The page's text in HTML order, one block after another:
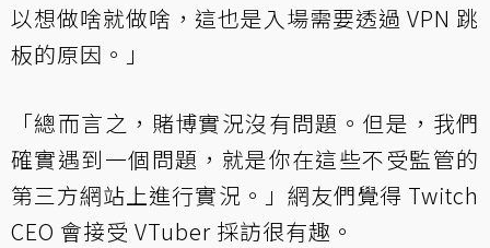
以想做啥就做啥，這也是入場需要透過 VPN 跳
板的原因。」
「總而言之，賭博實況沒有問題。但是，我們
確實遇到一個問題，就是你在這些不受監管的
第三方網站上進行實況。」網友們覺得 Twitch
CEO 會接受 VTuber 採訪很有趣。